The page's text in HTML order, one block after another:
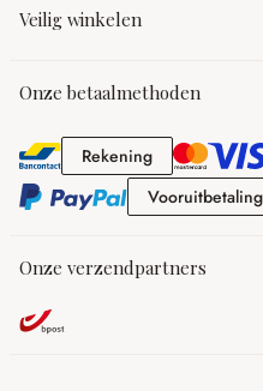
Veilig winkelen
Onze betaalmethoden
RekeningRekening
Vooruitbetaling
Onze verzendpartners